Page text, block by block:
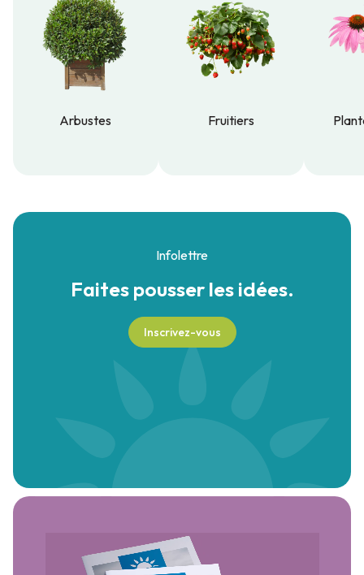
Arbustes
Fruitiers
Infolettre
Faites pousserles idées.
Inscrivez-vous